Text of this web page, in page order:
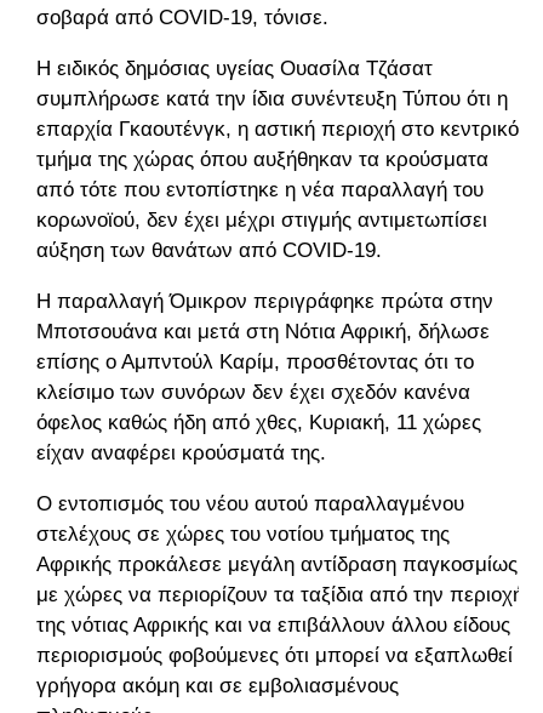
σοβαρά από COVID-19, τόνισε.
Η ειδικός δημόσιας υγείας Oυασίλα Τζάσατ
συμπλήρωσε κατά την ίδια συνέντευξη Τύπου ότι η
επαρχία Γκαουτένγκ, η αστική περιοχή στο κεντρικό
τμήμα της χώρας όπου αυξήθηκαν τα κρούσματα
από τότε που εντοπίστηκε η νέα παραλλαγή του
κορωνοϊού, δεν έχει μέχρι στιγμής αντιμετωπίσει
αύξηση των θανάτων από COVID-19.
Η παραλλαγή Όμικρον περιγράφηκε πρώτα στην
Μποτσουάνα και μετά στη Νότια Αφρική, δήλωσε
επίσης ο Αμπντούλ Καρίμ, προσθέτοντας ότι το
κλείσιμο των συνόρων δεν έχει σχεδόν κανένα
όφελος καθώς ήδη από χθες, Κυριακή, 11 χώρες
είχαν αναφέρει κρούσματά της.
Ο εντοπισμός του νέου αυτού παραλλαγμένου
στελέχους σε χώρες του νοτίου τμήματος της
Αφρικής προκάλεσε μεγάλη αντίδραση παγκοσμίως,
με χώρες να περιορίζουν τα ταξίδια από την περιοχή
της νότιας Αφρικής και να επιβάλλουν άλλου είδους
περιορισμούς φοβούμενες ότι μπορεί να εξαπλωθεί
γρήγορα ακόμη και σε εμβολιασμένους